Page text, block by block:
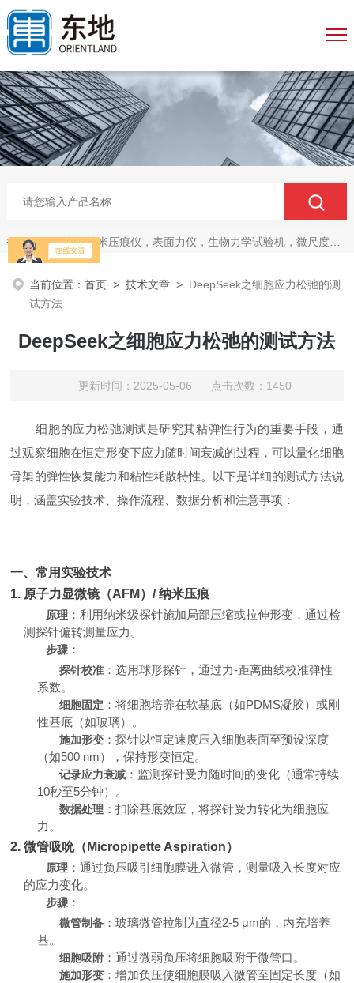
热门关键词：生物纳米压痕仪，表面力仪，生物力学试验机，微尺度压缩拉伸测试系统，生物材料双轴力学测试系统，细胞拉伸仪，原子力探针，细胞流体剪切，细胞压缩，牵引力玻片
当前位置：首页 >技术文章 > DeepSeek之细胞应力松弛的测
试方法
DeepSeek之细胞应力松弛的测试方法
更新时间：2025-05-06 点击次数：1450
细胞的应力松弛测试是研究其粘弹性行为的重要手段，通
过观察细胞在恒定形变下应力随时间衰减的过程，可以量化细胞
骨架的弹性恢复能力和粘性耗散特性。以下是详细的测试方法说
明，涵盖实验技术、操作流程、数据分析和注意事项：
一、常用实验技术
1. 原子力显微镜（AFM）/ 纳米压痕
原理 ：利用纳米级探针施加局部压缩或拉伸形变，通过检
测探针偏转测量应力。
步骤 ：
探针校准 ：选用球形探针，通过力-距离曲线校准弹性
系数。
细胞固定 ：将细胞培养在软基底（如PDMS凝胶）或刚
性基底（如玻璃）。
施加形变 ：探针以恒定速度压入细胞表面至预设深度
（如500 nm），保持形变恒定。
记录应力衰减 ：监测探针受力随时间的变化（通常持续
10秒至5分钟）。
数据处理 ：扣除基底效应，将探针受力转化为细胞应
力。
2. 微管吸吮（Micropipette Aspiration）
原理 ：通过负压吸引细胞膜进入微管，测量吸入长度对应
的应力变化。
步骤 ：
微管制备 ：玻璃微管拉制为直径2-5 μm的，内充培养
基。
细胞吸附 ：通过微弱负压将细胞吸附于微管口。
施加形变 ：增加负压使细胞膜吸入微管至固定长度（如